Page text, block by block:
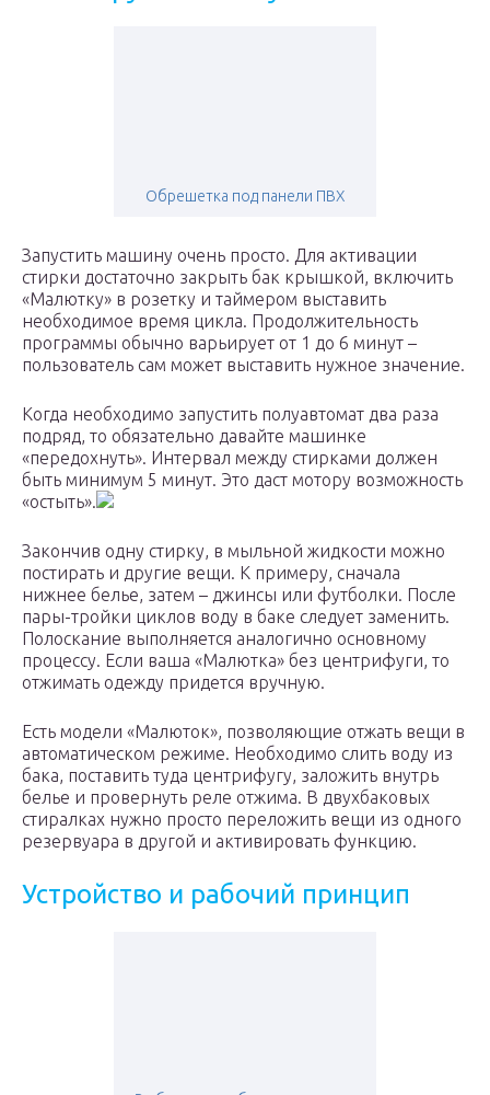
Обрешетка под панели ПВХ
Запустить машину очень просто. Для активации
стирки достаточно закрыть бак крышкой, включить
«Малютку» в розетку и таймером выставить
необходимое время цикла. Продолжительность
программы обычно варьирует от 1 до 6 минут –
пользователь сам может выставить нужное значение.
Когда необходимо запустить полуавтомат два раза
подряд, то обязательно давайте машинке
«передохнуть». Интервал между стирками должен
быть минимум 5 минут. Это даст мотору возможность
«остыть».
Закончив одну стирку, в мыльной жидкости можно
постирать и другие вещи. К примеру, сначала
нижнее белье, затем – джинсы или футболки. После
пары-тройки циклов воду в баке следует заменить.
Полоскание выполняется аналогично основному
процессу. Если ваша «Малютка» без центрифуги, то
отжимать одежду придется вручную.
Есть модели «Малюток», позволяющие отжать вещи в
автоматическом режиме. Необходимо слить воду из
бака, поставить туда центрифугу, заложить внутрь
белье и провернуть реле отжима. В двухбаковых
стиралках нужно просто переложить вещи из одного
резервуара в другой и активировать функцию.
Устройство и рабочий принцип